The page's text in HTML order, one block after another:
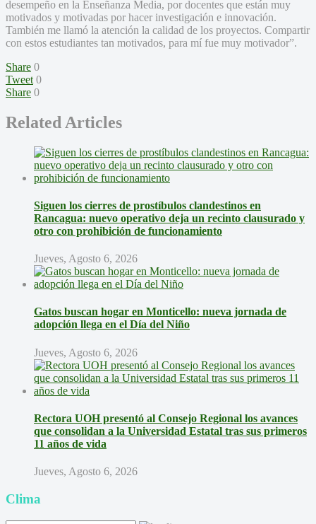
desempeño en la Enseñanza Media, por docentes que están muy
motivados y motivadas por hacer investigación e innovación.
También me llamó la atención la calidad de los proyectos. Compartir
con estos estudiantes tan motivados, para mí fue muy motivador”.
Share 0
Tweet 0
Share 0
Related Articles
Siguen los cierres de prostíbulos clandestinos en
Rancagua: nuevo operativo deja un recinto clausurado y
otro con prohibición de funcionamiento
Jueves, Agosto 6, 2026
Gatos buscan hogar en Monticello: nueva jornada de
adopción llega en el Día del Niño
Jueves, Agosto 6, 2026
Rectora UOH presentó al Consejo Regional los avances
que consolidan a la Universidad Estatal tras sus primeros
11 años de vida
Jueves, Agosto 6, 2026
Clima